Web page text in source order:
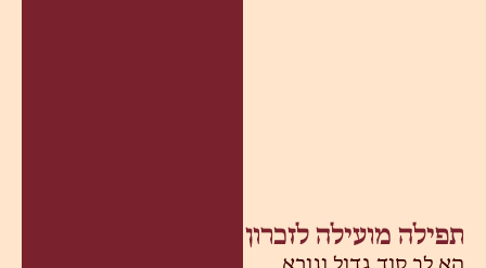
תפילה מועילה לזכרון